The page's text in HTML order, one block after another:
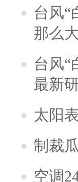
台风“
那么
台风“
最新
太阳
制裁
空调